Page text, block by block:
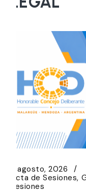
5 agosto, 2026
Acta de Sesiones
Sesiones